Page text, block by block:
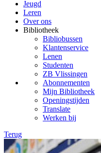
Jeugd
Leren
Over ons
Bibliotheek
Bibliobussen
Klantenservice
Lenen
Studenten
ZB Vlissingen
Abonnementen
Mijn Bibliotheek
Openingstijden
Translate
Werken bij
Terug